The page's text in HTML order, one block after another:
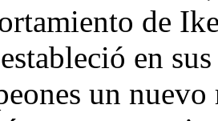
de
en
un